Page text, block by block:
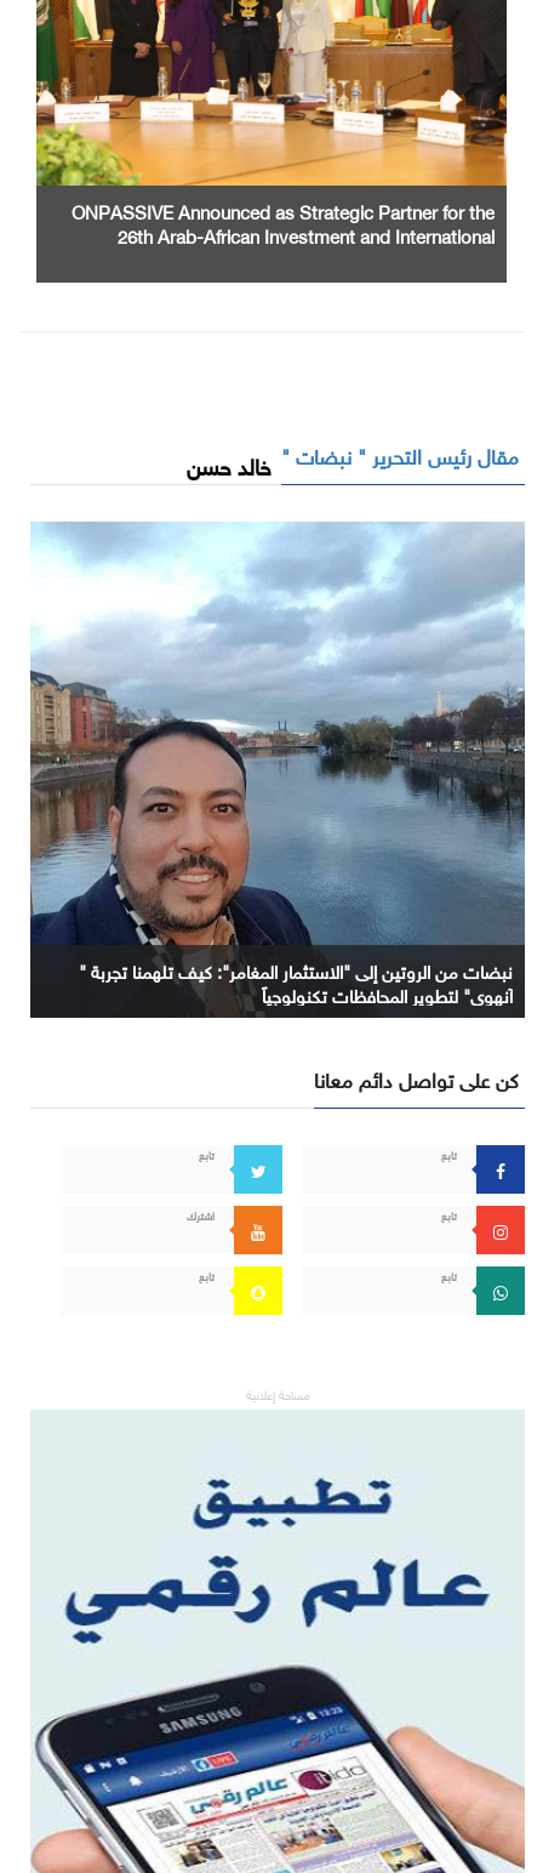
ONPASSIVE Announced as Strategic Partner for the
26th Arab-African Investment and International
مقال رئيس التحرير " نبضات " خالد حسن
نبضات من الروتين إلى "الاستثمار المغامر": كيف تلهمنا تجربة "
آنهوي" لتطوير المحافظات تكنولوجياً
كن على تواصل دائم معانا
تابع تابع
تابع اشترك
تابع تابع
مساحة إعلانية